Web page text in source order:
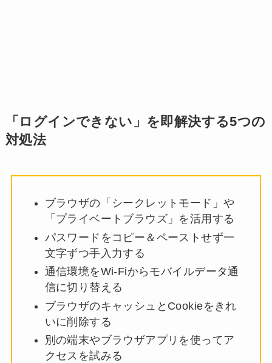
「ログインできない」を即解決する5つの
対処法
ブラウザの「シークレットモード」や
「プライベートブラウズ」を活用する
パスワードをコピー＆ペーストせず一
文字ずつ手入力する
通信環境をWi-Fiからモバイルデータ通
信に切り替える
ブラウザのキャッシュとCookieをきれ
いに削除する
別の端末やブラウザアプリを使ってア
クセスを試みる